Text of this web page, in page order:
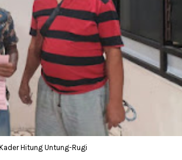
Hitung Untung-Rugi